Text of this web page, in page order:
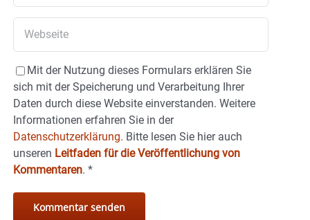
Mit der Nutzung dieses Formulars erklären Sie
sich mit der Speicherung und Verarbeitung Ihrer
Daten durch diese Website einverstanden. Weitere
Informationen erfahren Sie in der
Datenschutzerklärung. Bitte lesen Sie hier auch
unseren Leitfaden für die Veröffentlichung von
Kommentaren. *